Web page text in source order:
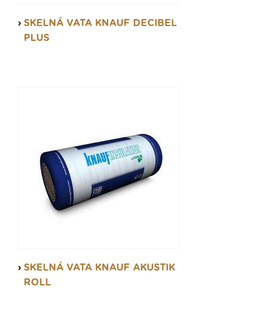
SKELNÁ VATA KNAUF DECIBEL
PLUS
SKELNÁ VATA KNAUF AKUSTIK
ROLL